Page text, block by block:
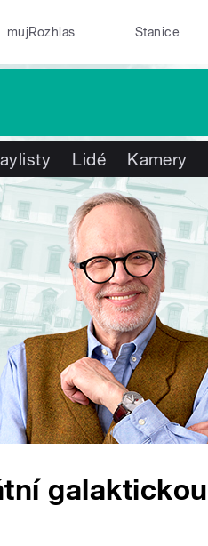
mujRozhlas Stanice
Lidé Kamery
galaktickou